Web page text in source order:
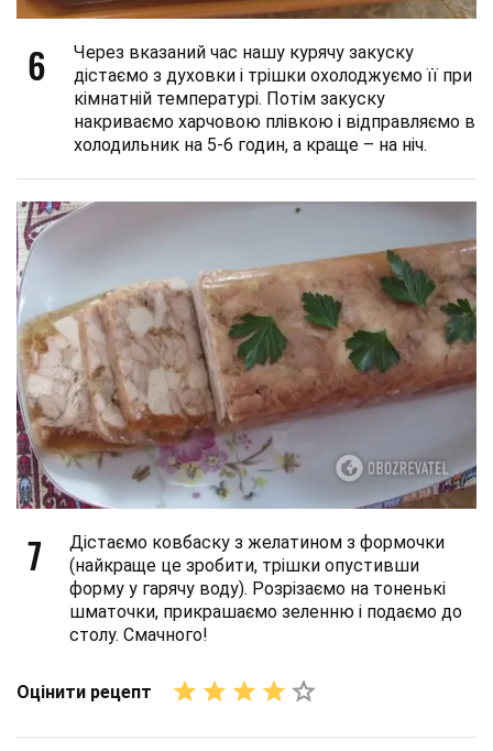
6
Через вказаний час нашу курячу закуску
дістаємо з духовки і трішки охолоджуємо її при
кімнатній температурі. Потім закуску
накриваємо харчовою плівкою і відправляємо в
холодильник на 5-6 годин, а краще – на ніч.
7
Дістаємо ковбаску з желатином з формочки
(найкраще це зробити, трішки опустивши
форму у гарячу воду). Розрізаємо на тоненькі
шматочки, прикрашаємо зеленню і подаємо до
столу. Смачного!
Оцінити рецепт